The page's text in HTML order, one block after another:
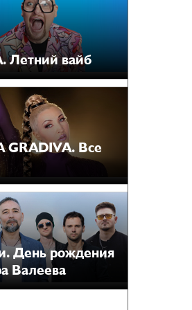
Летний вайб
Все
День рождения
Валеева